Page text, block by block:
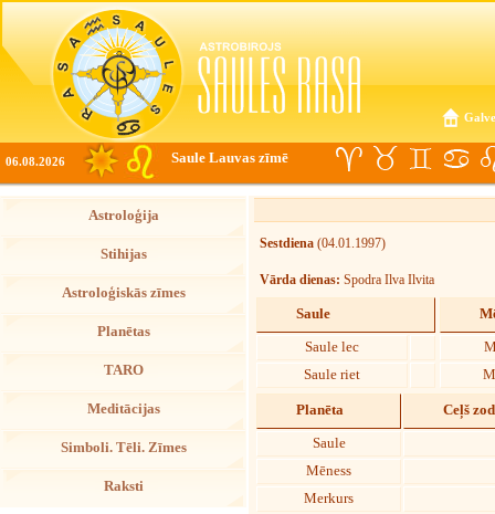
06.08.2026 Saule Lauvas zīmē
Astroloģija
Stihijas
Astroloģiskās zīmes
Planētas
TARO
Meditācijas
Simboli. Tēli. Zīmes
Raksti
Sestdiena (04.01.1997)
Vārda dienas: Spodra Ilva Ilvita
Saule
Saule lec
Saule riet
Planēta Ceļš
Saule
Mēness
Merkurs